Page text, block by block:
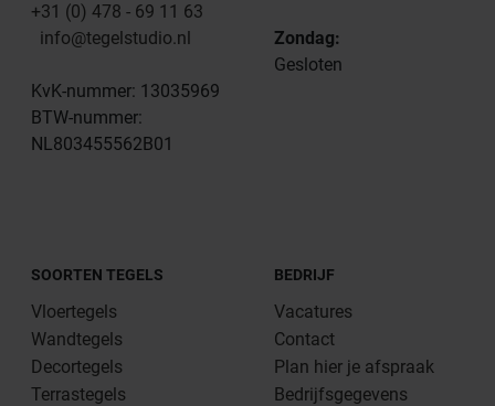
+31 (0) 478 - 69 11 63
info@tegelstudio.nl
KvK-nummer: 13035969
BTW-nummer:
NL803455562B01
Zondag:
Gesloten
SOORTEN TEGELS
Vloertegels
Wandtegels
Decortegels
Terrastegels
BEDRIJF
Vacatures
Contact
Plan hier je afspraak
Bedrijfsgegevens